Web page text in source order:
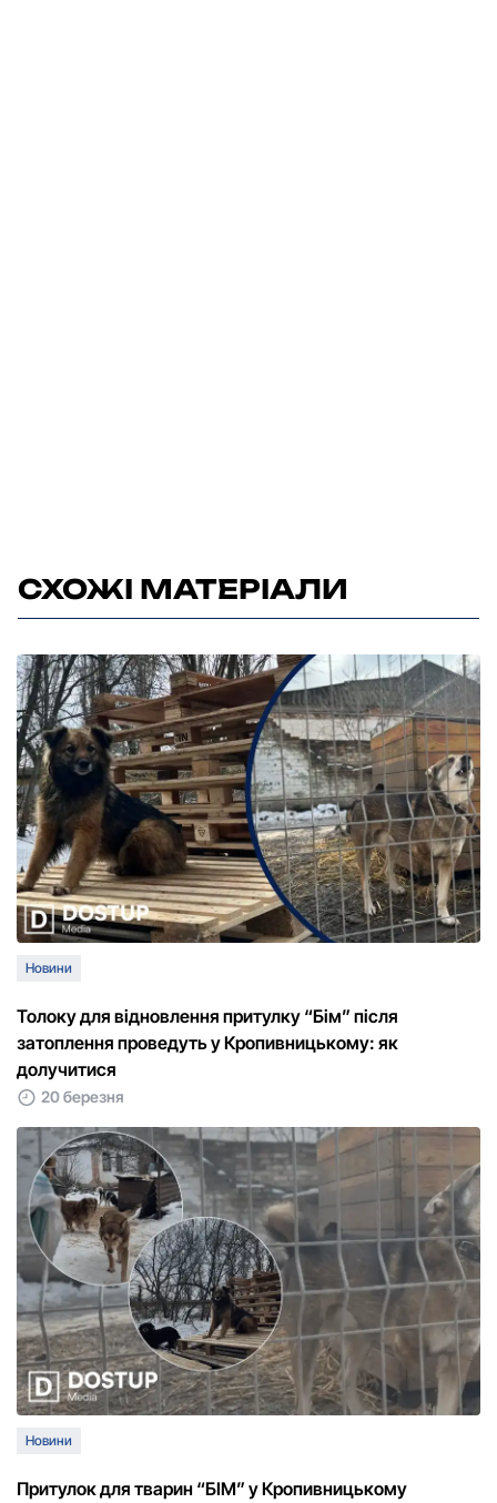
СХОЖІ МАТЕРІАЛИ
Новини
Толоку для відновлення притулку “Бім” після
затоплення проведуть у Кропивницькому: як
долучитися
20 березня
Новини
Притулок для тварин “БІМ” у Кропивницькому